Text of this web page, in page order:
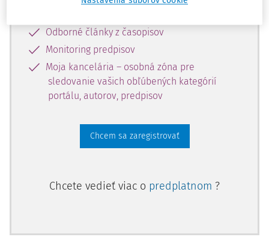
vybranému obsahu:
Odborné články z časopisov
Monitoring predpisov
Moja kancelária – osobná zóna pre
sledovanie vašich obľúbených kategórií
portálu, autorov, predpisov
Chcem sa zaregistrovať
Chcete vedieť viac o predplatnom ?